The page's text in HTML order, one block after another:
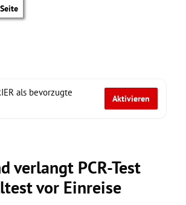
als bevorzugte
Aktivieren
verlangt PCR-Test
vor Einreise